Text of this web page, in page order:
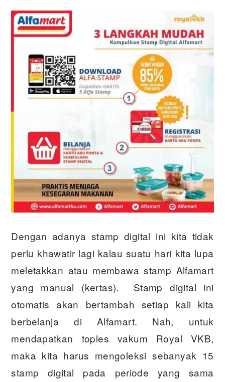
Dengan adanya stamp digital ini kita tidak
perlu khawatir lagi kalau suatu hari kita lupa
meletakkan atau membawa stamp Alfamart
yang manual (kertas). Stamp digital ini
otomatis akan bertambah setiap kali kita
berbelanja di Alfamart. Nah, untuk
mendapatkan toples vakum Royal VKB,
maka kita harus mengoleksi sebanyak 15
stamp digital pada periode yang sama